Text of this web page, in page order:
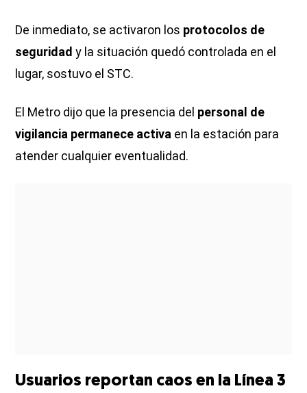
De inmediato, se activaron los protocolos de
seguridad y la situación quedó controlada en el
lugar, sostuvo el STC.
El Metro dijo que la presencia del personal de
vigilancia permanece activa en la estación para
atender cualquier eventualidad.
Usuarios reportan caos en la Línea 3